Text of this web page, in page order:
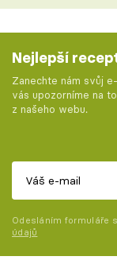
Nejlepší
Zanechte nám svůj
vás upozorníme na
z našeho webu.
Odesláním formuláře
údajů